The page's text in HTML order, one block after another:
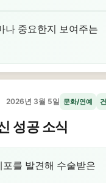
나 중요한지 보여주는
2026년 3월 5일 문화/연예
성공 소식
를 발견해 수술받은